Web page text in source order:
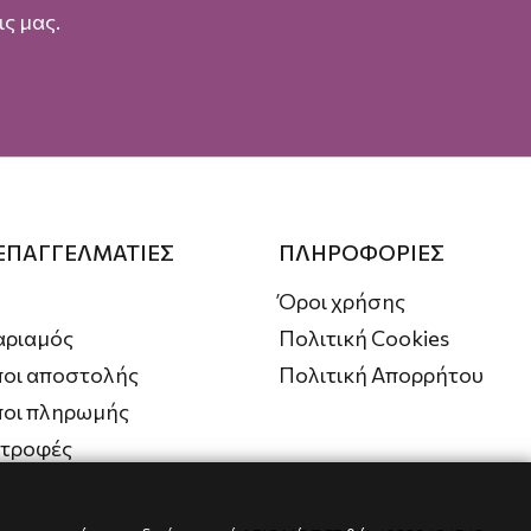
μας.
αποστολής
πληρωμής
ΠΛΗΡΟΦΟΡΙΕΣ
Όροι χρήσης
Πολιτική Cookies
Πολιτική Απορρήτου